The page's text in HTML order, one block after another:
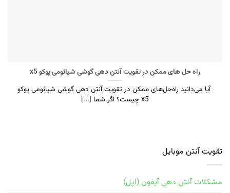
راه حل های ممکن در تقویت آنتن دهی گوشی شیائومی پوکو x5
آیا می‌دانید راه‌حل‌های ممکن در تقویت آنتن دهی گوشی شیائومی پوکو
x5 چیست؟ اگر شما [...]
تقویت آنتن موبایل
مشکلات آنتن دهی آیفون (اپل)